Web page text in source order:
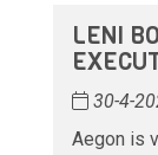
LENI
30-4-
Aegon is